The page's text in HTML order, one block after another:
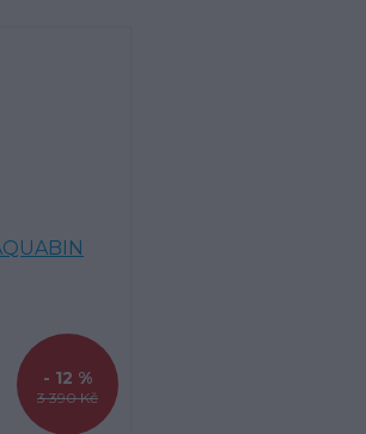
3 390 Kč
- 12 %